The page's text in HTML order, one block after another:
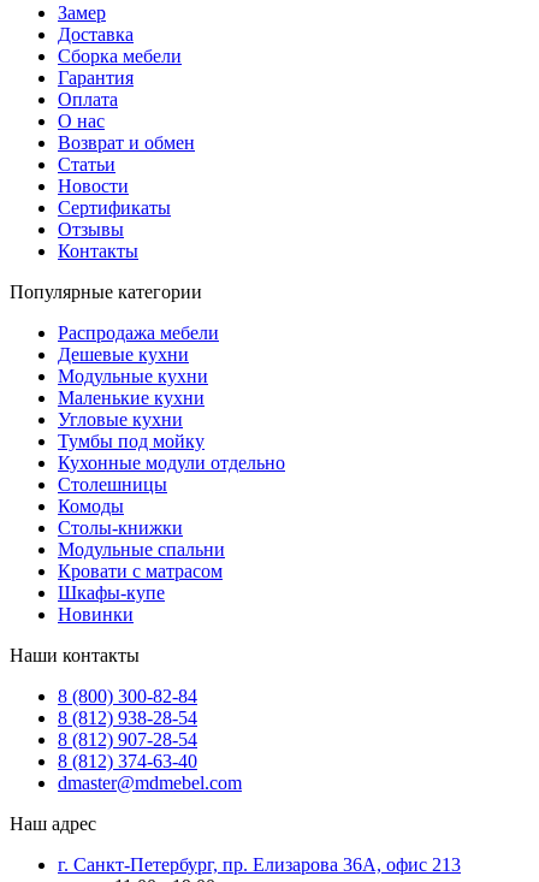
Замер
Доставка
Сборка мебели
Гарантия
Оплата
О нас
Возврат и обмен
Статьи
Новости
Сертификаты
Отзывы
Контакты
Популярные категории
Распродажа мебели
Дешевые кухни
Модульные кухни
Маленькие кухни
Угловые кухни
Тумбы под мойку
Кухонные модули отдельно
Столешницы
Комоды
Столы-книжки
Модульные спальни
Кровати с матрасом
Шкафы-купе
Новинки
Наши контакты
8 (800) 300-82-84
8 (812) 938-28-54
8 (812) 907-28-54
8 (812) 374-63-40
dmaster@mdmebel.com
Наш адрес
г. Санкт-Петербург, пр. Елизарова 36А, офис 213